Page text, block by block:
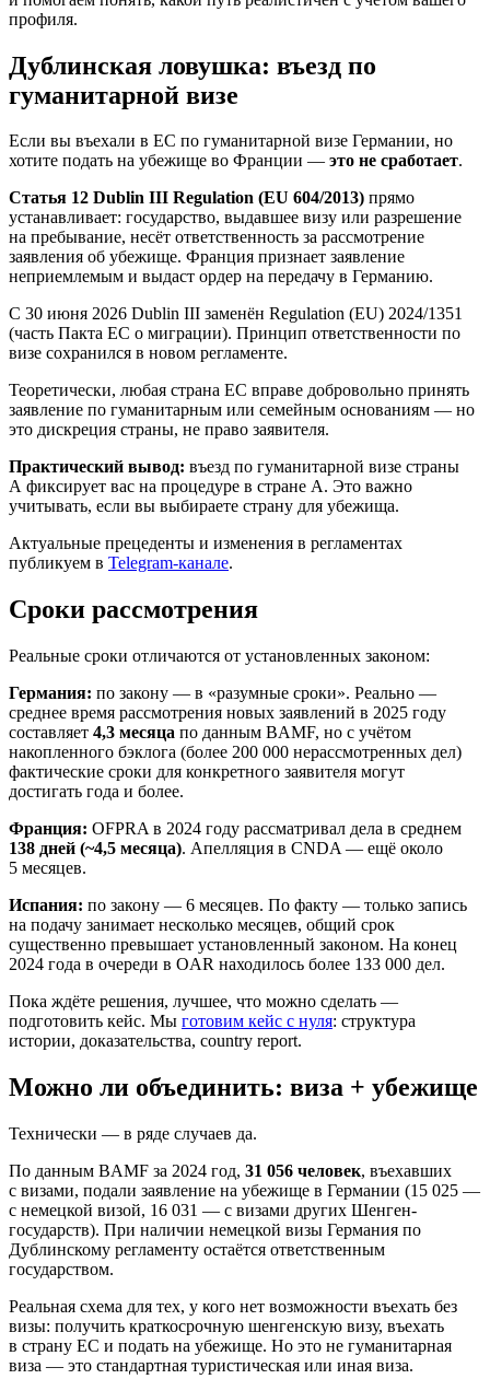
профиля.
Дублинская ловушка: въезд по
гуманитарной визе
Если вы въехали в ЕС по гуманитарной визе Германии, но
хотите подать на убежище во Франции — это не сработает.
Статья 12 Dublin III Regulation (EU 604/2013) прямо
устанавливает: государство, выдавшее визу или разрешение
на пребывание, несёт ответственность за рассмотрение
заявления об убежище. Франция признает заявление
неприемлемым и выдаст ордер на передачу в Германию.
С 30 июня 2026 Dublin III заменён Regulation (EU) 2024/1351
(часть Пакта ЕС о миграции). Принцип ответственности по
визе сохранился в новом регламенте.
Теоретически, любая страна ЕС вправе добровольно принять
заявление по гуманитарным или семейным основаниям — но
это дискреция страны, не право заявителя.
Практический вывод: въезд по гуманитарной визе страны
A фиксирует вас на процедуре в стране A. Это важно
учитывать, если вы выбираете страну для убежища.
Актуальные прецеденты и изменения в регламентах
публикуем в Telegram-канале.
Сроки рассмотрения
Реальные сроки отличаются от установленных законом:
Германия: по закону — в «разумные сроки». Реально —
среднее время рассмотрения новых заявлений в 2025 году
составляет 4,3 месяца по данным BAMF, но с учётом
накопленного бэклога (более 200 000 нерассмотренных дел)
фактические сроки для конкретного заявителя могут
достигать года и более.
Франция: OFPRA в 2024 году рассматривал дела в среднем
138 дней (~4,5 месяца). Апелляция в CNDA — ещё около
5 месяцев.
Испания: по закону — 6 месяцев. По факту — только запись
на подачу занимает несколько месяцев, общий срок
существенно превышает установленный законом. На конец
2024 года в очереди в OAR находилось более 133 000 дел.
Пока ждёте решения, лучшее, что можно сделать —
подготовить кейс. Мы готовим кейс с нуля: структура
истории, доказательства, country report.
Можно ли объединить: виза + убежище
Технически — в ряде случаев да.
По данным BAMF за 2024 год, 31 056 человек, въехавших
с визами, подали заявление на убежище в Германии (15 025 —
с немецкой визой, 16 031 — с визами других Шенген-
государств). При наличии немецкой визы Германия по
Дублинскому регламенту остаётся ответственным
государством.
Реальная схема для тех, у кого нет возможности въехать без
визы: получить краткосрочную шенгенскую визу, въехать
в страну ЕС и подать на убежище. Но это не гуманитарная
виза — это стандартная туристическая или иная виза.